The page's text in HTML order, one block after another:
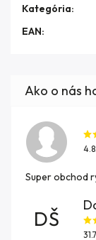
Kategória:
EAN:
Super obchod
DŠ